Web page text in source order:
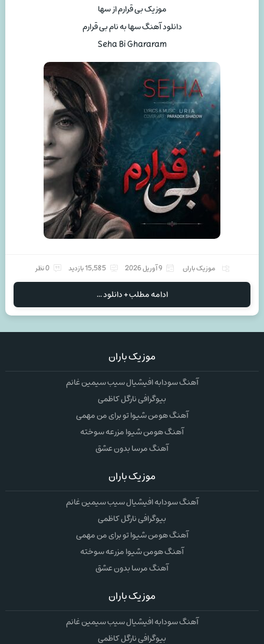
موزیک بی قرارم از سها
دانلود آهنگ سها به نام بی قرارم
Seha Bi Ghararam
موزیک باران 9 آوریل 2026 15,585 بازدید 0 نظر
ادامه مطلب + دانلود ...
موزیک باران
آهنگ سودابه افیشیال سیب سیمین غانم
بیوگرافی نارگل کاظمی
آهنگ هومن شیوا تو برای من مهمی
آهنگ هومن شیوا مزرعه سوخته
آهنگ مرسا بدون عشق
موزیک باران
آهنگ سودابه افیشیال سیب سیمین غانم
بیوگرافی نارگل کاظمی
آهنگ هومن شیوا تو برای من مهمی
آهنگ هومن شیوا مزرعه سوخته
آهنگ مرسا بدون عشق
موزیک باران
آهنگ سودابه افیشیال سیب سیمین غانم
بیوگرافی نارگل کاظمی